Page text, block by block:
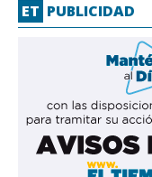
ET PUBLICIDAD